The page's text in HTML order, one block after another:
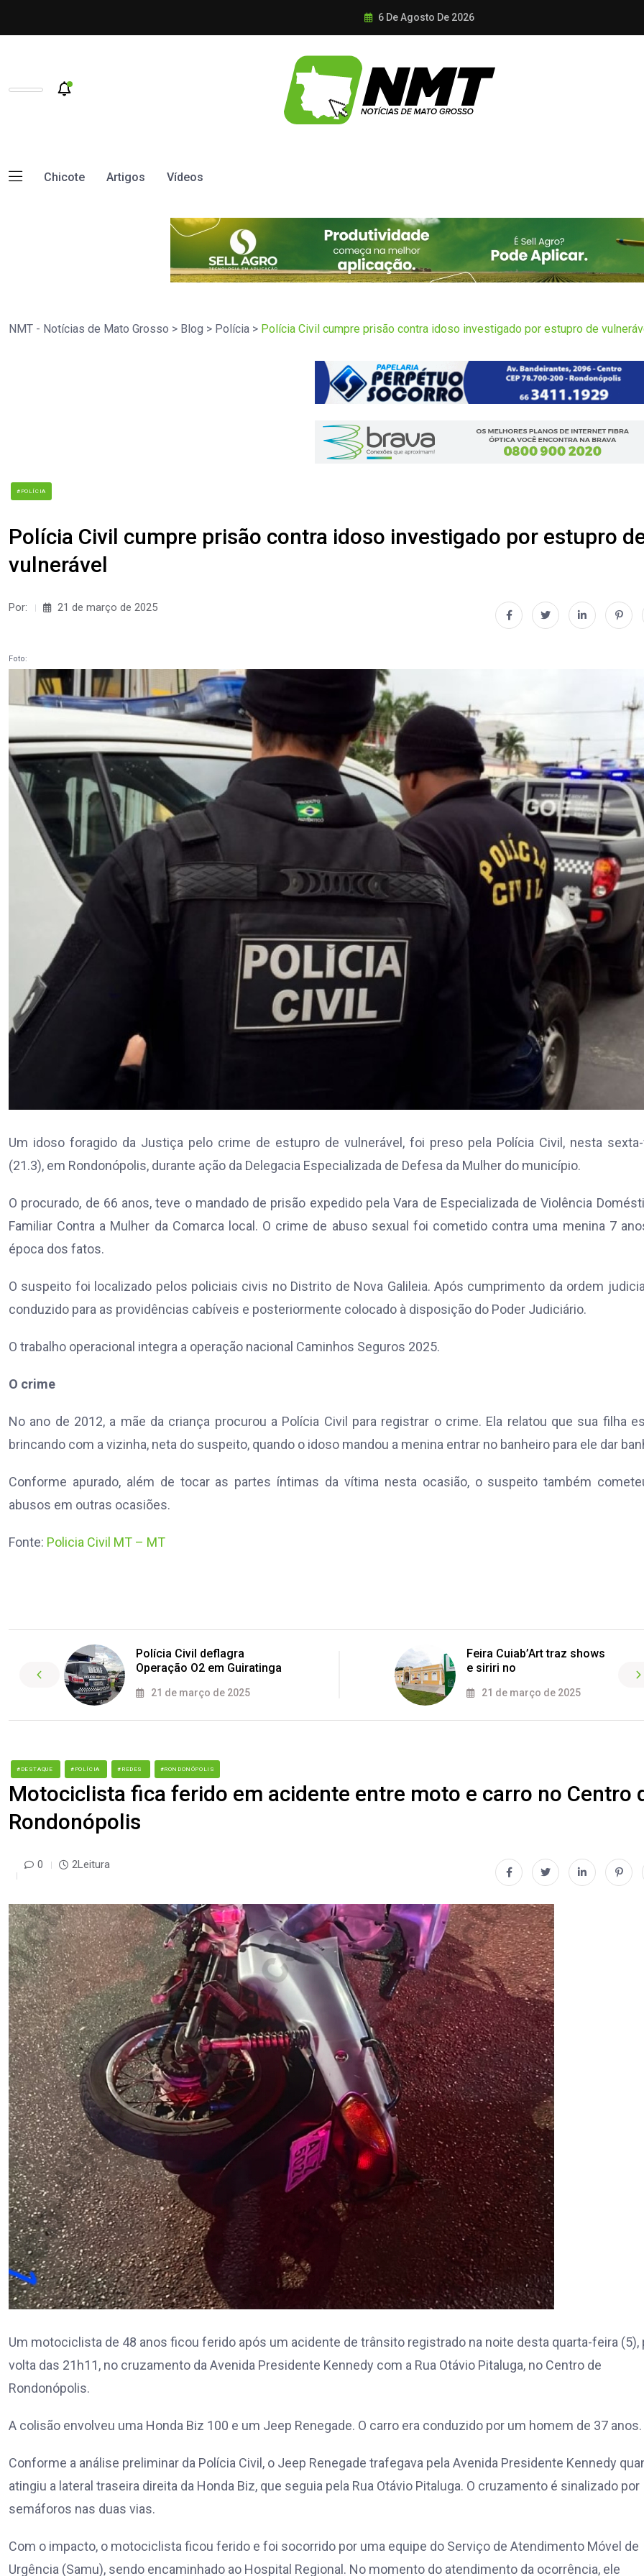
6 De Agosto De 2026
Chicote Artigos Vídeos
NMT - Notícias de Mato Grosso > Blog > Polícia > Polícia Civil cumpre prisão contra idoso investigado por estupro de
#POLÍCIA
Polícia Civil cumpre prisão contra idoso investigado por estupro
vulnerável
Por: 21 de março de 2025
Foto:
Um idoso foragido da Justiça pelo crime de estupro de vulnerável, foi preso pela Polícia Civil, nesta
(21.3), em Rondonópolis, durante ação da Delegacia Especializada de Defesa da Mulher do município.
O procurado, de 66 anos, teve o mandado de prisão expedido pela Vara de Especializada de Violência
Familiar Contra a Mulher da Comarca local. O crime de abuso sexual foi cometido contra uma menina 7
época dos fatos.
O suspeito foi localizado pelos policiais civis no Distrito de Nova Galileia. Após cumprimento da ordem
conduzido para as providências cabíveis e posteriormente colocado à disposição do Poder Judiciário.
O trabalho operacional integra a operação nacional Caminhos Seguros 2025.
O crime
No ano de 2012, a mãe da criança procurou a Polícia Civil para registrar o crime. Ela relatou que sua filha
brincando com a vizinha, neta do suspeito, quando o idoso mandou a menina entrar no banheiro para ele dar
Conforme apurado, além de tocar as partes íntimas da vítima nesta ocasião, o suspeito também
abusos em outras ocasiões.
Fonte: Policia Civil MT – MT
Polícia Civil deflagra
Operação O2 em Guiratinga
21 de março de 2025
Feira Cuiab’Art traz shows
e siriri no
21 de março de 2025
#DESTAQUE #POLÍCIA #REDES #RONDONÓPOLIS
Motociclista fica ferido em acidente entre moto e carro no Centro
Rondonópolis
0 2Leitura
Um motociclista de 48 anos ficou ferido após um acidente de trânsito registrado na noite desta quarta-feira (5),
volta das 21h11, no cruzamento da Avenida Presidente Kennedy com a Rua Otávio Pitaluga, no Centro de
Rondonópolis.
A colisão envolveu uma Honda Biz 100 e um Jeep Renegade. O carro era conduzido por um homem de 37 anos.
Conforme a análise preliminar da Polícia Civil, o Jeep Renegade trafegava pela Avenida Presidente Kennedy
atingiu a lateral traseira direita da Honda Biz, que seguia pela Rua Otávio Pitaluga. O cruzamento é sinalizado por
semáforos nas duas vias.
Com o impacto, o motociclista ficou ferido e foi socorrido por uma equipe do Serviço de Atendimento Móvel de
Urgência (Samu), sendo encaminhado ao Hospital Regional. No momento do atendimento da ocorrência, ele